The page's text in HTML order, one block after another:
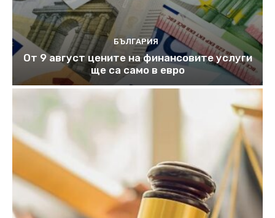
БЪЛГАРИЯ
От 9 август цените на финансовите услуги
ще са само в евро